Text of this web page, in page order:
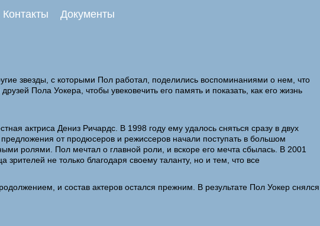
Контакты Документы
звезды, с которыми Пол работал, поделились воспоминаниями о нем, что
Пола Уокера, чтобы увековечить его память и показать, как его жизнь
актриса Дениз Ричардс. В 1998 году ему удалось сняться сразу в двух
от продюсеров и режиссеров начали поступать в большом
ролями. Пол мечтал о главной роли, и вскоре его мечта сбылась. В 2001
не только благодаря своему таланту, но и тем, что все
и состав актеров остался прежним. В результате Пол Уокер снялся